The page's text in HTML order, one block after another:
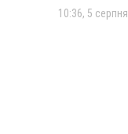
10:36, 5 серпня